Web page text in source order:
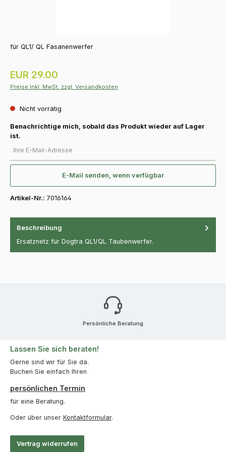
für QL1/ QL Fasanenwerfer
Regulärer Preis:
EUR 29.00
Preise inkl. MwSt. zzgl. Versandkosten
Nicht vorrätig
Benachrichtige mich, sobald das Produkt wieder auf Lager
ist.
E-Mail senden, wenn verfügbar
Artikel-Nr.: 7016164
Beschreibung
Ersatznetz für Dogtra QL1/QL Taubenwerfer.
Persönliche Beratung
Lassen Sie sich beraten!
Gerne sind wir für Sie da.
Buchen Sie einfach Ihren
persönlichen Termin
für eine Beratung.
Oder über unser Kontaktformular.
Vertrag widerrufen